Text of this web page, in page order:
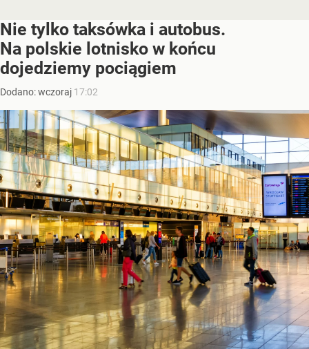
Nie tylko taksówka i autobus.
Na polskie lotnisko w końcu
dojedziemy pociągiem
Dodano:wczoraj 17:02